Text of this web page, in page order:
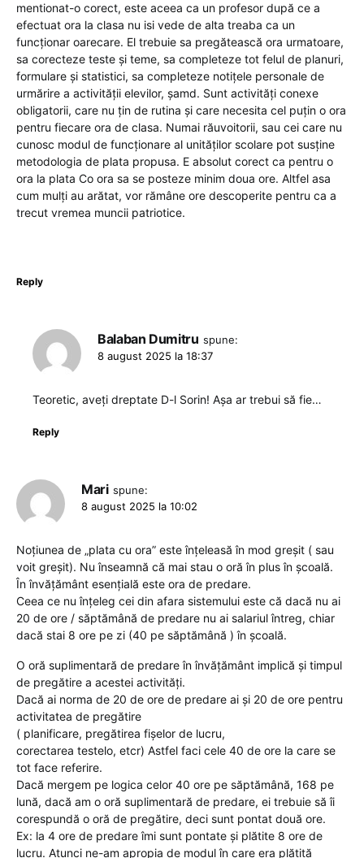
mentionat-o corect, este aceea ca un profesor după ce a
efectuat ora la clasa nu isi vede de alta treaba ca un
funcționar oarecare. El trebuie sa pregătească ora urmatoare,
sa corecteze teste și teme, sa completeze tot felul de planuri,
formulare și statistici, sa completeze notițele personale de
urmărire a activității elevilor, șamd. Sunt activități conexe
obligatorii, care nu țin de rutina și care necesita cel puțin o ora
pentru fiecare ora de clasa. Numai răuvoitorii, sau cei care nu
cunosc modul de funcționare al unităților scolare pot susține
metodologia de plata propusa. E absolut corect ca pentru o
ora la plata Co ora sa se posteze minim doua ore. Altfel asa
cum mulți au arătat, vor rămâne ore descoperite pentru ca a
trecut vremea muncii patriotice.
Reply
Balaban Dumitru spune:
8 august 2025 la 18:37
Teoretic, aveți dreptate D-l Sorin! Așa ar trebui să fie…
Reply
Mari spune:
8 august 2025 la 10:02
Noțiunea de „plata cu ora” este înțeleasă în mod greșit ( sau
voit greșit). Nu înseamnă că mai stau o oră în plus în școală.
În învățământ esențială este ora de predare.
Ceea ce nu înțeleg cei din afara sistemului este că dacă nu ai
20 de ore / săptămână de predare nu ai salariul întreg, chiar
dacă stai 8 ore pe zi (40 pe săptămână ) în școală.
O oră suplimentară de predare în învățământ implică și timpul
de pregătire a acestei activități.
Dacă ai norma de 20 de ore de predare ai și 20 de ore pentru
activitatea de pregătire
( planificare, pregătirea fișelor de lucru,
corectarea testelo, etcr) Astfel faci cele 40 de ore la care se
tot face referire.
Dacă mergem pe logica celor 40 ore pe săptămână, 168 pe
lună, dacă am o oră suplimentară de predare, ei trebuie să îi
corespundă o oră de pregătire, deci sunt pontat două ore.
Ex: la 4 ore de predare îmi sunt pontate și plătite 8 ore de
lucru. Atunci ne-am apropia de modul în care era plătită